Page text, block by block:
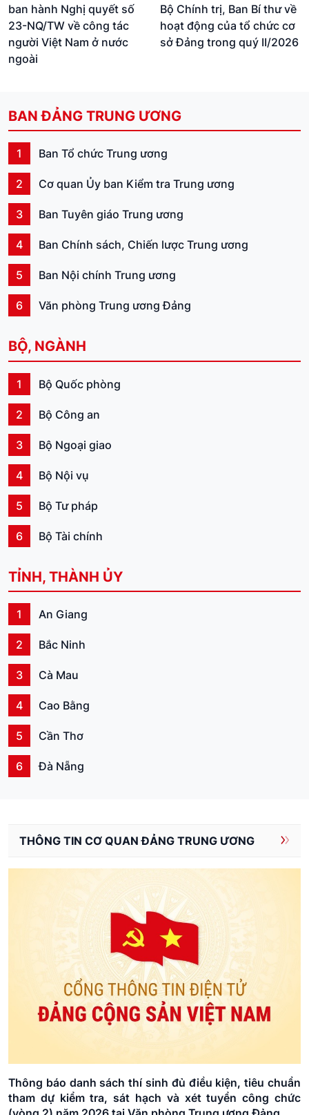
ban hành Nghị quyết số
23-NQ/TW về công tác
người Việt Nam ở nước
ngoài
Bộ Chính trị, Ban Bí thư về
hoạt động của tổ chức cơ
sở Đảng trong quý II/2026
BAN ĐẢNG TRUNG ƯƠNG
1 Ban Tổ chức Trung ương
2 Cơ quan Ủy ban Kiểm tra Trung ương
3 Ban Tuyên giáo Trung ương
4 Ban Chính sách, Chiến lược Trung ương
5 Ban Nội chính Trung ương
6 Văn phòng Trung ương Đảng
BỘ, NGÀNH
1 Bộ Quốc phòng
2 Bộ Công an
3 Bộ Ngoại giao
4 Bộ Nội vụ
5 Bộ Tư pháp
6 Bộ Tài chính
7 Bộ Công Thương
8 Bộ Nông nghiệp và Môi trường
9
10
11
12
13
14
16 Thanh tra Chính phủ
17 Văn phòng Chính phủ
TỈNH, THÀNH ỦY
1 An Giang
2 Bắc Ninh
3 Cà Mau
4 Cao Bằng
5 Cần Thơ
6 Đà Nẵng
Hà Nội
Hà Tĩnh
Hải Phòng
17 TP. Hồ Chí Minh
THÔNG TIN CƠ QUAN ĐẢNG TRUNG ƯƠNG
Thông báo danh sách thí sinh đủ điều kiện, tiêu chuẩn
tham dự kiểm tra, sát hạch và xét tuyển công chức